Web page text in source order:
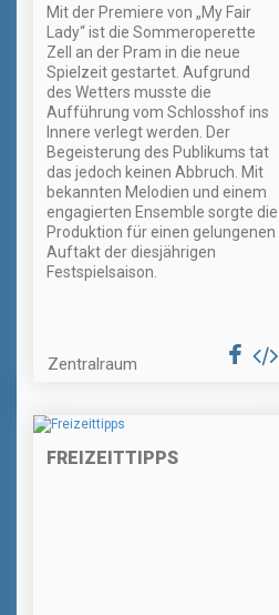
Mit der Premiere von „My Fair
Lady“ ist die Sommeroperette
Zell an der Pram in die neue
Spielzeit gestartet. Aufgrund
des Wetters musste die
Aufführung vom Schlosshof ins
Innere verlegt werden. Der
Begeisterung des Publikums tat
das jedoch keinen Abbruch. Mit
bekannten Melodien und einem
engagierten Ensemble sorgte die
Produktion für einen gelungenen
Auftakt der diesjährigen
Festspielsaison.
Zentralraum
FREIZEITTIPPS